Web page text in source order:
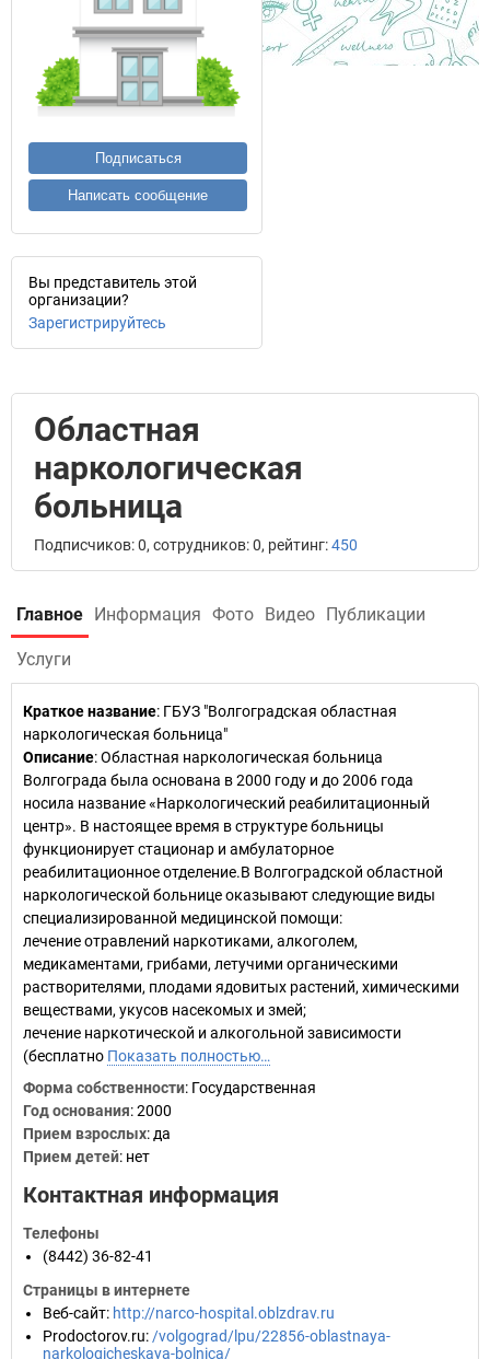
Подписаться
Написать сообщение
Вы представитель этой
организации?
Зарегистрируйтесь
Областная
наркологическая
больница
Подписчиков: 0, сотрудников: 0, рейтинг:450
Главное Информация Фото Видео Публикации
Услуги
Краткое название: ГБУЗ "Волгоградская областная
наркологическая больница"
Описание: Областная наркологическая больница
Волгограда была основана в 2000 году и до 2006 года
носила название «Наркологический реабилитационный
центр». В настоящее время в структуре больницы
функционирует стационар и амбулаторное
реабилитационное отделение.В Волгоградской областной
наркологической больнице оказывают следующие виды
специализированной медицинской помощи:
лечение отравлений наркотиками, алкоголем,
медикаментами, грибами, летучими органическими
растворителями, плодами ядовитых растений, химическими
веществами, укусов насекомых и змей;
лечение наркотической и алкогольной зависимости
(бесплатно Показать полностью…
Форма собственности: Государственная
Год основания:2000
Прием взрослых: да
Прием детей: нет
Контактная информация
Телефоны
(8442) 36-82-41
Страницы в интернете
Веб-сайт: http://narco-hospital.oblzdrav.ru
Prodoctorov.ru: /volgograd/lpu/22856-oblastnaya-
narkologicheskaya-bolnica/